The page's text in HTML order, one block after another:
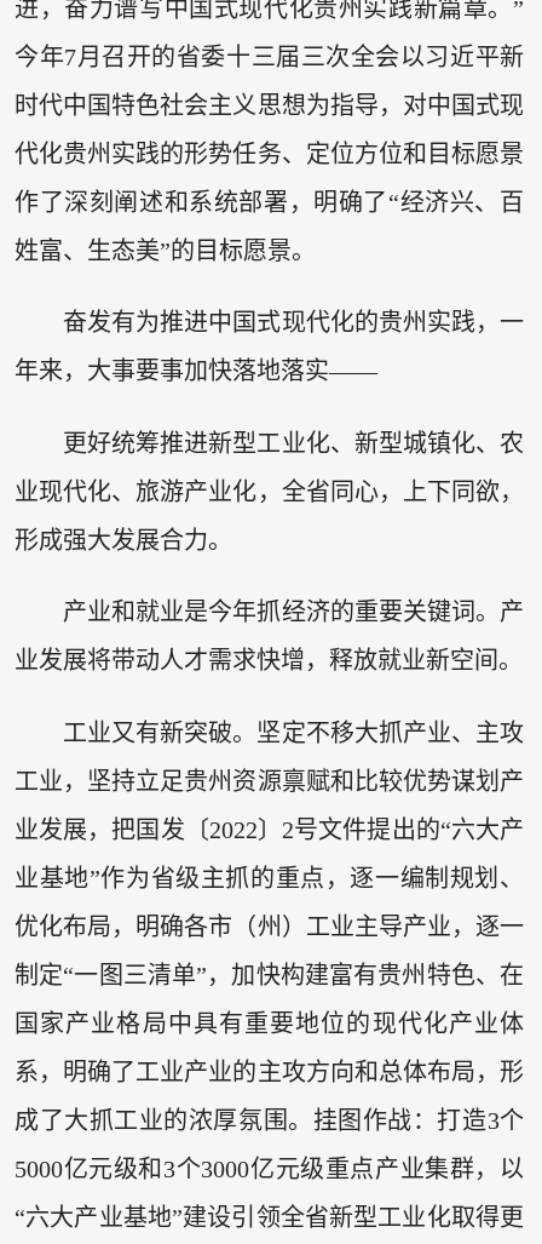
进，奋力谱写中国式现代化贵州实践新篇章。”
今年7月召开的省委十三届三次全会以习近平新
时代中国特色社会主义思想为指导，对中国式现
代化贵州实践的形势任务、定位方位和目标愿景
作了深刻阐述和系统部署，明确了“经济兴、百
姓富、生态美”的目标愿景。
奋发有为推进中国式现代化的贵州实践，一
年来，大事要事加快落地落实——
更好统筹推进新型工业化、新型城镇化、农
业现代化、旅游产业化，全省同心，上下同欲，
形成强大发展合力。
产业和就业是今年抓经济的重要关键词。产
业发展将带动人才需求快增，释放就业新空间。
工业又有新突破。坚定不移大抓产业、主攻
工业，坚持立足贵州资源禀赋和比较优势谋划产
业发展，把国发〔2022〕2号文件提出的“六大产
业基地”作为省级主抓的重点，逐一编制规划、
优化布局，明确各市（州）工业主导产业，逐一
制定“一图三清单”，加快构建富有贵州特色、在
国家产业格局中具有重要地位的现代化产业体
系，明确了工业产业的主攻方向和总体布局，形
成了大抓工业的浓厚氛围。挂图作战：打造3个
5000亿元级和3个3000亿元级重点产业集群，以
“六大产业基地”建设引领全省新型工业化取得更